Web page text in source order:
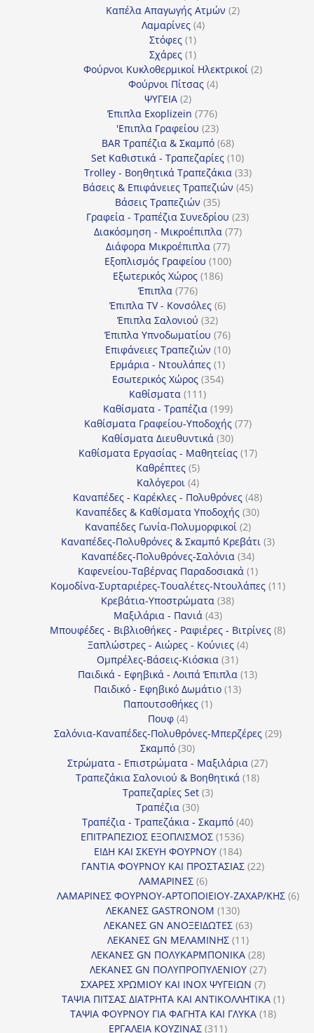
προϊόντα
Καπέλα Απαγωγής Ατμών 22
Λαμαρίνες 44
Στόφες 11
προϊόν
Σχάρες 11
προϊόν
Φούρνοι Κυκλοθερμικοί Ηλεκτρικοί 22
Φούρνοι Πίτσας 44
ΨΥΓΕΙΑ 22
προϊόντα
Έπιπλα Exoplizein 776776
προϊόντα
'Επιπλα Γραφείου 2323
προϊόντα
BAR Τραπέζια & Σκαμπό 6868
προϊόντα
Set Καθιστικά - Τραπεζαρίες 1010
προϊόντα
Trolley - Βοηθητικά Τραπεζάκια 3333
προϊόντα
Βάσεις & Επιφάνειες Τραπεζιών 4545
Βάσεις Τραπεζιών 3535
προϊόντα
Γραφεία - Τραπέζια Συνεδρίου 2323
Διακόσμηση - Μικροέπιπλα 7777
Διάφορα Μικροέπιπλα 7777
προϊόντα
Εξοπλισμός Γραφείου 100100
Εξωτερικός Χώρος 186186
Έπιπλα 776776
προϊόντα
Έπιπλα TV - Κονσόλες 66
Έπιπλα Σαλονιού 3232
προϊόντα
Έπιπλα Υπνοδωματίου 7676
προϊόντα
Επιφάνειες Τραπεζιών 1010
Ερμάρια - Ντουλάπες 11
προϊόν
Εσωτερικός Χώρος 354354
Καθίσματα 111111
προϊόντα
Καθίσματα - Τραπέζια 199199
προϊόντα
Καθίσματα Γραφείου-Υποδοχής 7777
Καθίσματα Διευθυντικά 3030
προϊόντα
Καθίσματα Εργασίας - Μαθητείας 1717
Καθρέπτες 55
προϊόντα
Καλόγεροι 44
προϊόντα
Καναπέδες - Καρέκλες - Πολυθρόνες 4848
προϊόντα
Καναπέδες & Καθίσματα Υποδοχής 3030
Καναπέδες Γωνία-Πολυμορφικοί 22
προϊόντα
Καναπέδες-Πολυθρόνες & Σκαμπό Κρεβάτι 33
Καναπέδες-Πολυθρόνες-Σαλόνια 3434
προϊόντα
Καφενείου-Ταβέρνας Παραδοσιακά 11
προϊόν
Κομοδίνα-Συρταριέρες-Τουαλέτες-Ντουλάπες 1111
Κρεβάτια-Υποστρώματα 3838
Μαξιλάρια - Πανιά 4343
προϊόντα
Μπουφέδες - Βιβλιοθήκες - Ραφιέρες - Βιτρίνες 88
Ξαπλώστρες - Αιώρες - Κούνιες 44
Ομπρέλες-Βάσεις-Κιόσκια 3131
προϊόντα
Παιδικά - Εφηβικά - Λοιπά Έπιπλα 1313
Παιδικό - Εφηβικό Δωμάτιο 1313
Παπουτσοθήκες 11
Πουφ 44
προϊόντα
Σαλόνια-Καναπέδες-Πολυθρόνες-Μπερζέρες 2929
Σκαμπό 3030
προϊόντα
Στρώματα - Επιστρώματα - Μαξιλάρια 2727
Τραπεζάκια Σαλονιού & Βοηθητικά 1818
Τραπεζαρίες Set 33
Τραπέζια 3030
προϊόντα
Τραπέζια - Τραπεζάκια - Σκαμπό 4040
ΕΠΙΤΡΑΠΕΖΙΟΣ ΕΞΟΠΛΙΣΜΟΣ 15361536
προϊόντα
ΕΙΔΗ ΚΑΙ ΣΚΕΥΗ ΦΟΥΡΝΟΥ 184184
προϊόντα
ΓΑΝΤΙΑ ΦΟΥΡΝΟΥ ΚΑΙ ΠΡΟΣΤΑΣΙΑΣ 2222
ΛΑΜΑΡΙΝΕΣ 66
προϊόντα
ΛΑΜΑΡΙΝΕΣ ΦΟΥΡΝΟΥ-ΑΡΤΟΠΟΙΕΙΟΥ-ΖΑΧΑΡ/ΚΗΣ 66
ΛΕΚΑΝΕΣ GASTRONOM 130130
προϊόντα
ΛΕΚΑΝΕΣ GN ΑΝΟΞΕΙΔΩΤΕΣ 6363
ΛΕΚΑΝΕΣ GN ΜΕΛΑΜΙΝΗΣ 1111
προϊόντα
ΛΕΚΑΝΕΣ GN ΠΟΛΥΚΑΡΜΠΟΝΙΚΑ 2828
προϊόντα
ΛΕΚΑΝΕΣ GN ΠΟΛΥΠΡΟΠΥΛΕΝΙΟΥ 2727
προϊόντα
ΣΧΑΡΕΣ ΧΡΩΜΙΟΥ ΚΑΙ INOX ΨΥΓΕΙΩΝ 77
προϊόντα
ΤΑΨΙΑ ΠΙΤΣΑΣ ΔΙΑΤΡΗΤΑ ΚΑΙ ΑΝΤΙΚΟΛΛΗΤΙΚΑ 11
ΤΑΨΙΑ ΦΟΥΡΝΟΥ ΓΙΑ ΦΑΓΗΤΑ ΚΑΙ ΓΛΥΚΑ 1818
ΕΡΓΑΛΕΙΑ ΚΟΥΖΙΝΑΣ 311311